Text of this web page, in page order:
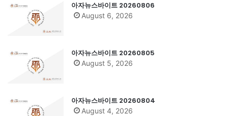
아자뉴스바이트 20260806
August 6, 2026
아자뉴스바이트 20260805
August 5, 2026
아자뉴스바이트 20260804
August 4, 2026